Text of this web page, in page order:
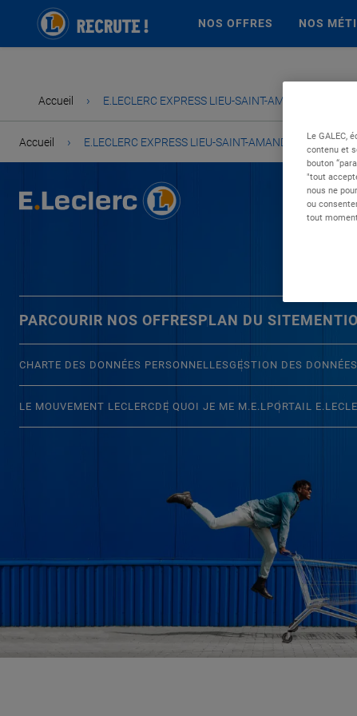
NOS OFFRES NOS
Accueil › E.LECLERC EXPRESS LIEU-SAINT-AMAND
Accueil › E.LECLERC EXPRESS LIEU-SAINT-AMAND
PARCOURIR NOS OFFRESPLAN DU SITE
CHARTE DES DONNÉES PERSONNELLESGESTION DES
LE MOUVEMENT LECLERCDE QUOI JE ME M.E.LPORTAIL
Le GALEC,
contenu et
bouton
"tout
nous ne
ou
tout